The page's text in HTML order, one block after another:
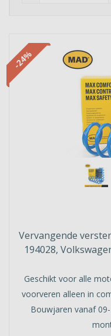
-24%
Vervangende
194028,
Geschikt voor alle
voorveren alleen in
Bouwjaren vanaf